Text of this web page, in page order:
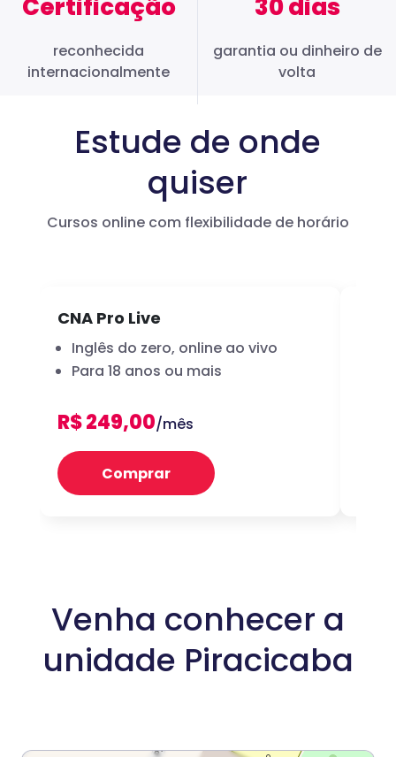
Certificação
reconhecida
internacionalmente
30 dias
garantia ou dinheiro de
volta
Estude de onde
quiser
Cursos online com flexibilidade de horário
CNA Pro Live
Inglês do zero, online ao vivo
Para 18 anos ou mais
R$ 249,00/mês
Comprar
Venha conhecer a
unidade Piracicaba